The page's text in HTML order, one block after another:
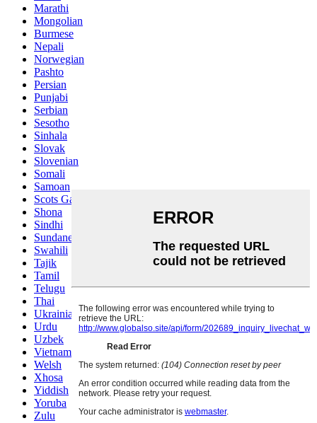
Marathi
Mongolian
Burmese
Nepali
Norwegian
Pashto
Persian
Punjabi
Serbian
Sesotho
Sinhala
Slovak
Slovenian
Somali
Samoan
Scots Gaelic
Shona
Sindhi
Sundanese
Swahili
Tajik
Tamil
Telugu
Thai
Ukrainian
Urdu
Uzbek
Vietnamese
Welsh
Xhosa
Yiddish
Yoruba
Zulu